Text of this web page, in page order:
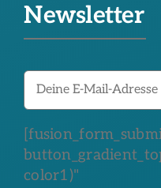
Newsletter
color1)"